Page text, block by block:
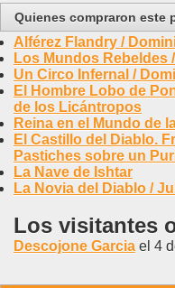
Quienes compraron este
Alférez Flandry /
Los Mundos Rebeldes
Un Circo Infernal /
El Hombre Lobo de
de los Licántropos
Reina en el Mundo de
El Castillo del Diablo.
Pastiches sobre un
La Nave de Ishtar
La Novia del Diablo /
Los visitantes
Descojone Garcia el 4